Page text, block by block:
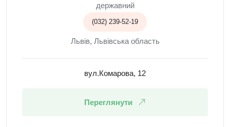
державний
(032) 239-52-19
Львів, Львівська область
вул.Комарова, 12
Переглянути